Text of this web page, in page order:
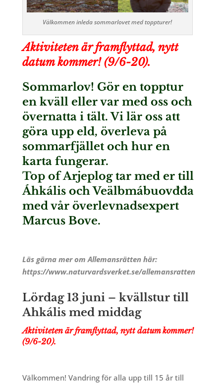
Välkommen inleda sommarlovet med toppturer!
Aktiviteten är framflyttad, nytt
datum kommer! (9/6-20).
Sommarlov! Gör en topptur
en kväll eller var med oss och
övernatta i tält. Vi lär oss att
göra upp eld, överleva på
sommarfjället och hur en
karta fungerar.
Top of Arjeplog tar med er till
Áhkális och Veälbmábuovđđa
med vår överlevnadsexpert
Marcus Bove.
Läs gärna mer om Allemansrätten här:
https://www.naturvardsverket.se/allemansratten
Lördag 13 juni – kvällstur till
Ahkális med middag
Aktiviteten är framflyttad, nytt datum kommer!
(9/6-20).
Välkommen! Vandring för alla upp till 15 år till